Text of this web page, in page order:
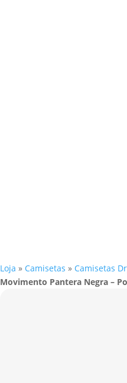
Loja » Camisetas » Camisetas
Movimento Pantera Negra –